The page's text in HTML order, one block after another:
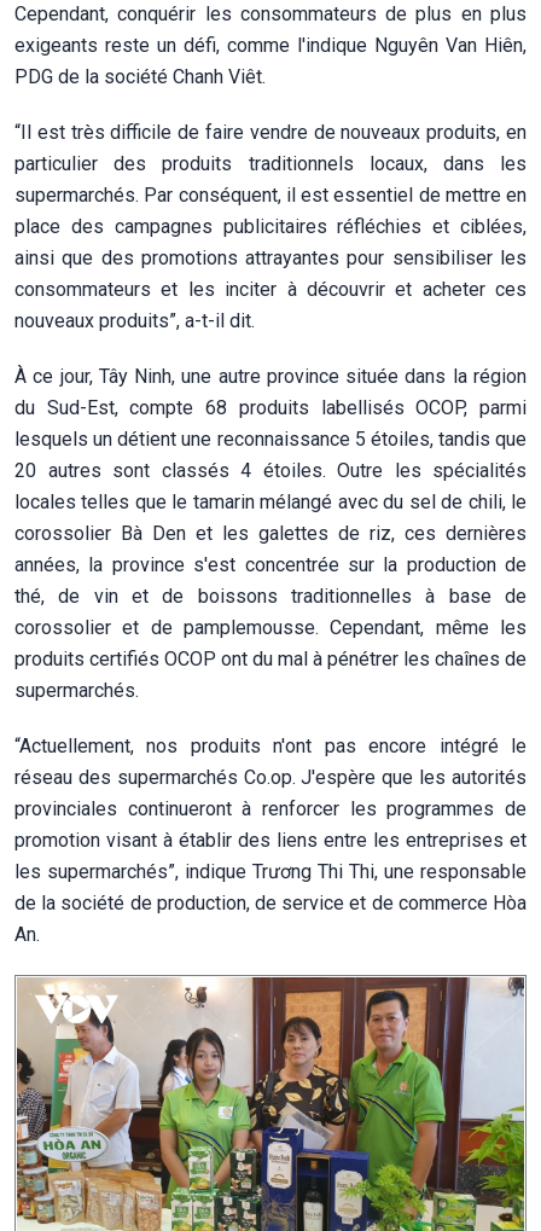
Cependant, conquérir les consommateurs de plus en plus
exigeants reste un défi, comme l'indique Nguyên Van Hiên,
PDG de la société Chanh Viêt.
“Il est très difficile de faire vendre de nouveaux produits, en
particulier des produits traditionnels locaux, dans les
supermarchés. Par conséquent, il est essentiel de mettre en
place des campagnes publicitaires réfléchies et ciblées,
ainsi que des promotions attrayantes pour sensibiliser les
consommateurs et les inciter à découvrir et acheter ces
nouveaux produits”, a-t-il dit.
À ce jour, Tây Ninh, une autre province située dans la région
du Sud-Est, compte 68 produits labellisés OCOP, parmi
lesquels un détient une reconnaissance 5 étoiles, tandis que
20 autres sont classés 4 étoiles. Outre les spécialités
locales telles que le tamarin mélangé avec du sel de chili, le
corossolier Bà Den et les galettes de riz, ces dernières
années, la province s'est concentrée sur la production de
thé, de vin et de boissons traditionnelles à base de
corossolier et de pamplemousse. Cependant, même les
produits certifiés OCOP ont du mal à pénétrer les chaînes de
supermarchés.
“Actuellement, nos produits n'ont pas encore intégré le
réseau des supermarchés Co.op. J'espère que les autorités
provinciales continueront à renforcer les programmes de
promotion visant à établir des liens entre les entreprises et
les supermarchés”, indique Trương Thi Thi, une responsable
de la société de production, de service et de commerce Hòa
An.